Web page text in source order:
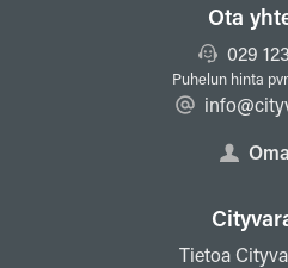
Ota
029
Puhelun hinta
Tietoa